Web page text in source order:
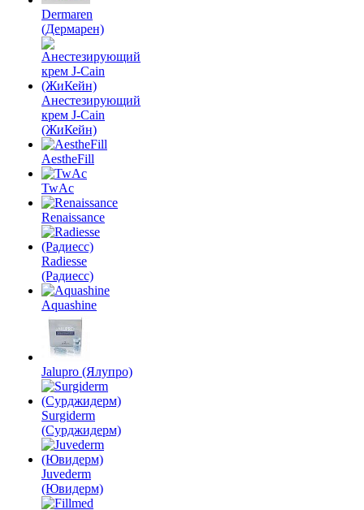
Dermaren
(Дермарен)
Анестезирующий
крем J-Cain
(ЖиКейн)
AestheFill
TwAc
Renaissance
Radiesse
(Радиесс)
Aquashine
Jalupro (Ялупро)
Surgiderm
(Сурджидерм)
Juvederm
(Ювидерм)